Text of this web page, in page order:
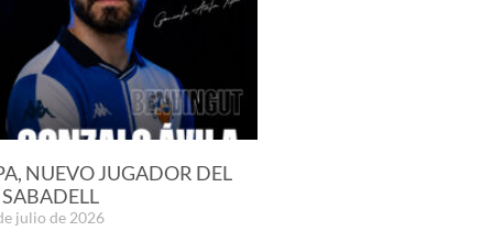
NUEVO JUGADOR DEL
SABADELL
julio de 2026